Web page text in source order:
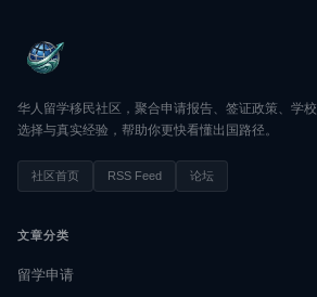
华人留学移民社区，聚合申请报告、签证政策、学校
选择与真实经验，帮助你更快看懂出国路径。
社区首页 RSS Feed 论坛
文章分类
留学申请